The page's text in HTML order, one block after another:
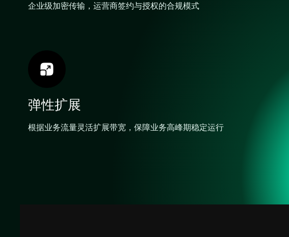
企业级加密传输，运营商签约与授权的合规模式
弹性扩展
根据业务流量灵活扩展带宽，保障业务高峰期稳定运行